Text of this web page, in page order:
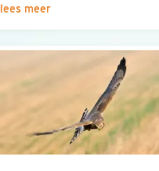
lees meer